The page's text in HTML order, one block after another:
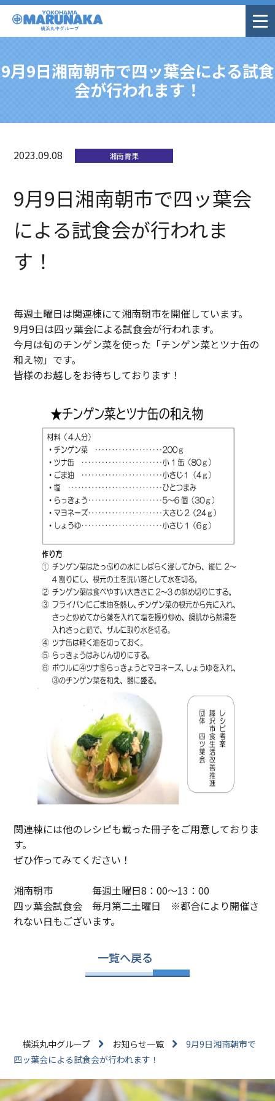
9月9日湘南朝市で四ッ葉会による試食
会が行われます！
2023.09.08 湘南青果
9月9日湘南朝市で四ッ葉会
による試食会が行われま
す！
毎週土曜日は関連棟にて湘南朝市を開催しています。
9月9日は四ッ葉会による試食会が行われます。
今月は旬のチンゲン菜を使った「チンゲン菜とツナ缶の
和え物」です。
皆様のお越しをお待ちしております！
関連棟には他のレシピも載った冊子をご用意しておりま
す。
ぜひ作ってみてください！
湘南朝市 毎週土曜日8：00～13：00
四ッ葉会試食会 毎月第二土曜日 ※都合により開催さ
れない日もございます。
一覧へ戻る
横浜丸中グループ お知らせ一覧
9月9日湘南朝市で
四ッ葉会による試食会が行われます！